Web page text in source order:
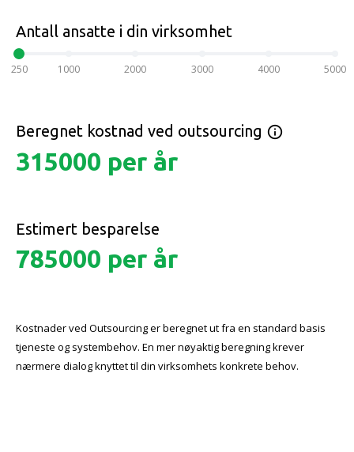
Antall ansatte i din virksomhet
250 1000 2000 3000 4000 5000
Beregnet kostnad ved outsourcing info_outline
315000 per år
Estimert besparelse
785000 per år
Kostnader ved Outsourcing er beregnet ut fra en standard basis
tjeneste og systembehov. En mer nøyaktig beregning krever
nærmere dialog knyttet til din virksomhets konkrete behov.